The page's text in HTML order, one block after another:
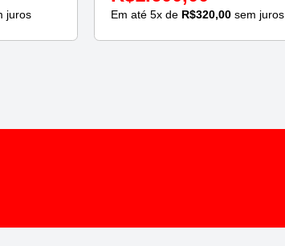
juros Em até 5x de R$320,00sem juros